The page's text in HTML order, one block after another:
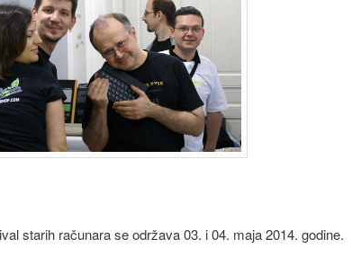
starih računara se održava 03. i 04. maja 2014. godine.